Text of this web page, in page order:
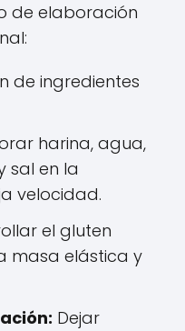
de elaboración
de ingredientes
harina, agua,
sal en la
velocidad.
el gluten
masa elástica y
Dejar